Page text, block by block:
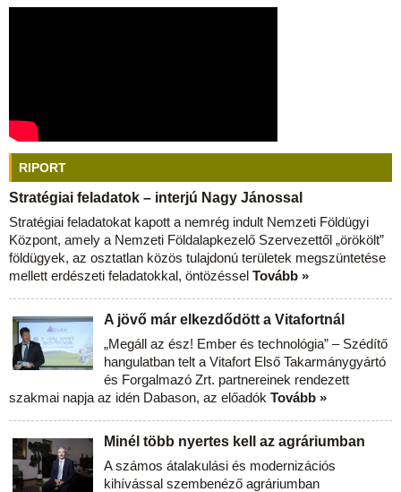
RIPORT
Stratégiai feladatok – interjú Nagy Jánossal
Stratégiai feladatokat kapott a nemrég indult Nemzeti Földügyi
Központ, amely a Nemzeti Földalapkezelő Szervezettől „örökölt”
földügyek, az osztatlan közös tulajdonú területek megszüntetése
mellett erdészeti feladatokkal, öntözéssel Tovább »
A jövő már elkezdődött a Vitafortnál
„Megáll az ész! Ember és technológia” – Szédítő
hangulatban telt a Vitafort Első Takarmánygyártó
és Forgalmazó Zrt. partnereinek rendezett
szakmai napja az idén Dabason, az előadók Tovább »
Minél több nyertes kell az agráriumban
A számos átalakulási és modernizációs
kihívással szembenéző agráriumban